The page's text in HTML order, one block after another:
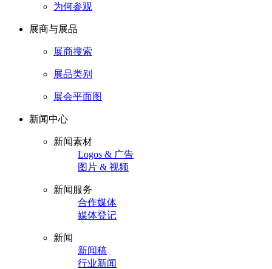
为何参观
展商与展品
展商搜索
展品类别
展会平面图
新闻中心
新闻素材
Logos & 广告
图片 & 视频
新闻服务
合作媒体
媒体登记
新闻
新闻稿
行业新闻